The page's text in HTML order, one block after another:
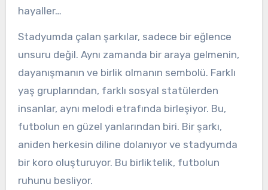
hayaller…
Stadyumda çalan şarkılar, sadece bir eğlence
unsuru değil. Aynı zamanda bir araya gelmenin,
dayanışmanın ve birlik olmanın sembolü. Farklı
yaş gruplarından, farklı sosyal statülerden
insanlar, aynı melodi etrafında birleşiyor. Bu,
futbolun en güzel yanlarından biri. Bir şarkı,
aniden herkesin diline dolanıyor ve stadyumda
bir koro oluşturuyor. Bu birliktelik, futbolun
ruhunu besliyor.